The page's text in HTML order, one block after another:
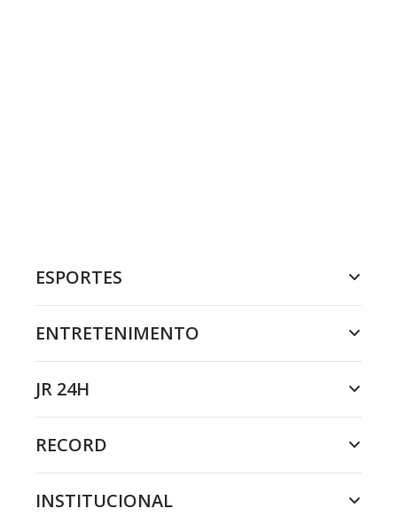
ESPORTES
ENTRETENIMENTO
JR 24H
RECORD
INSTITUCIONAL